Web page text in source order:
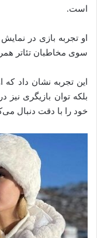
است.
او تجربه بازی در
سوی مخاطبان تئاتر
این تجربه نشان داد که
بلکه توان بازیگری
خود را با دقت دنبال